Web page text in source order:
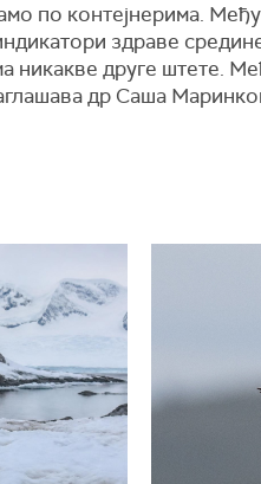
по контејнерима.
здраве
никакве друге штете.
др Саша